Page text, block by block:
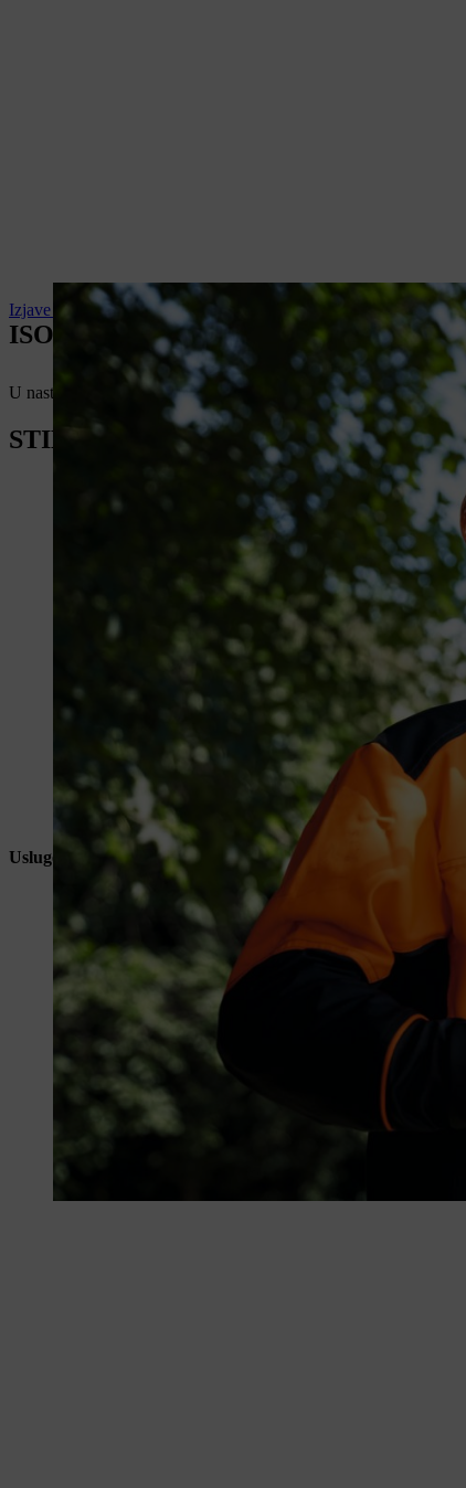
Izjave o usaglašenosti
ISO STANDARDI KOMPANIJE STIHL
U nastavku možete pregledati važeće ISO standarde.
STIHL bezbednost i kvalitet
Usluge i savetovanje